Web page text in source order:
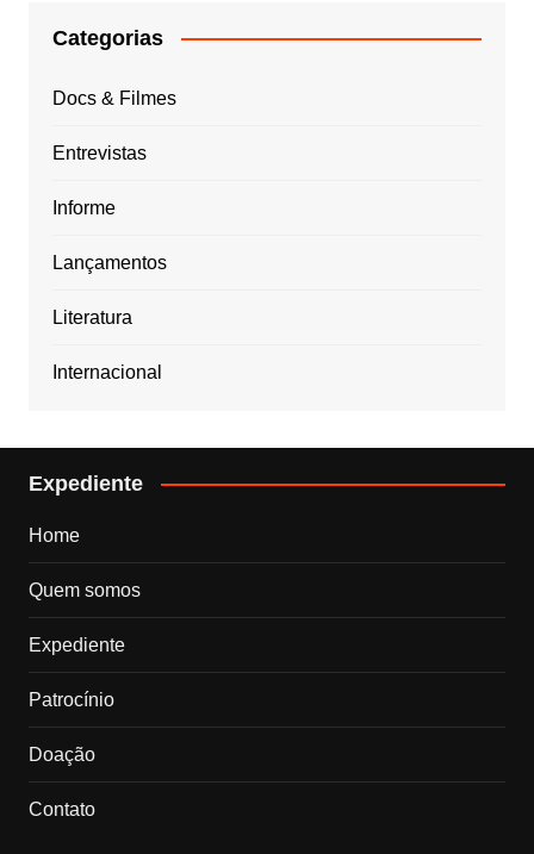
Categorias
Docs & Filmes
Entrevistas
Informe
Lançamentos
Literatura
Internacional
Expediente
Home
Quem somos
Expediente
Patrocínio
Doação
Contato